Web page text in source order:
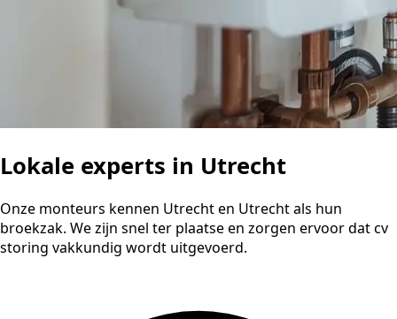
Lokale experts in Utrecht
Onze monteurs kennen Utrecht en Utrecht als hun
broekzak. We zijn snel ter plaatse en zorgen ervoor dat cv
storing vakkundig wordt uitgevoerd.